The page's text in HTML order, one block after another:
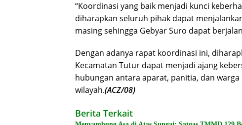
“Koordinasi yang baik menjadi kunci
diharapkan seluruh pihak dapat
masing sehingga Gebyar Suro dapat
Dengan adanya rapat koordinasi ini,
Kecamatan Tutur dapat menjadi ajang
hubungan antara aparat, panitia, dan
wilayah.(ACZ/08)
Berita Terkait